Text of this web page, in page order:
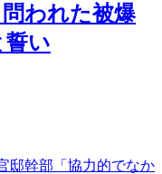
問われた被爆
い
邸幹部「協力的でなか